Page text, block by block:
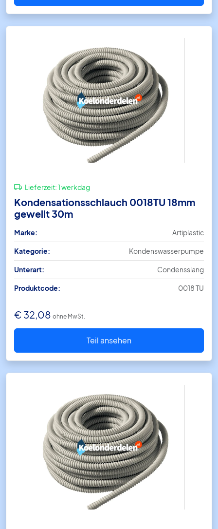
Lieferzeit:1 werkdag
Kondensationsschlauch 0018TU 18mm
gewellt 30m
Marke: Artiplastic
Kategorie: Kondenswasserpumpe
Unterart: Condensslang
Produktcode: 0018 TU
€ 32,08 ohne MwSt.
Teil ansehen